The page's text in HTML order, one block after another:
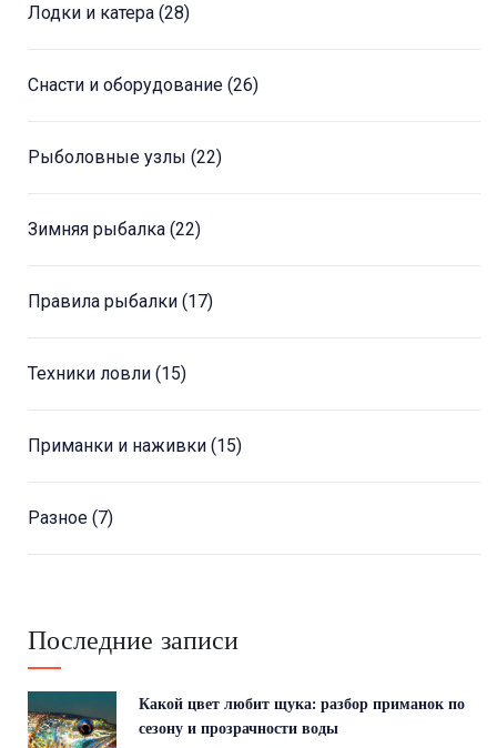
Лодки и катера (28)
Снасти и оборудование (26)
Рыболовные узлы (22)
Зимняя рыбалка (22)
Правила рыбалки (17)
Техники ловли (15)
Приманки и наживки (15)
Разное (7)
Последние записи
Какой цвет любит щука: разбор приманок по
сезону и прозрачности воды